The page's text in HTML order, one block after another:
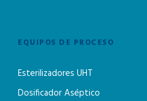
EQUIPOS DE PROCESO
Esterilizadores UHT
Dosificador Aséptico